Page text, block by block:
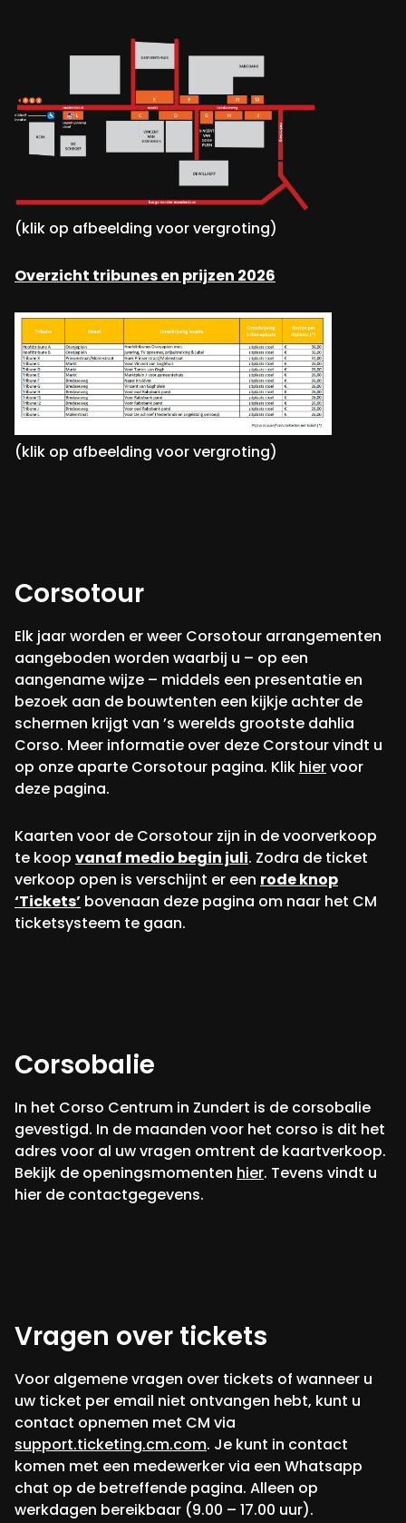
(klik op afbeelding voor vergroting)
Overzicht tribunes en prijzen 2026
(klik op afbeelding voor vergroting)
Corsotour
Elk jaar worden er weer Corsotour arrangementen
aangeboden worden waarbij u – op een
aangename wijze – middels een presentatie en
bezoek aan de bouwtenten een kijkje achter de
schermen krijgt van ’s werelds grootste dahlia
Corso. Meer informatie over deze Corstour vindt u
op onze aparte Corsotour pagina. Klik hiervoor
deze pagina.
Kaarten voor de Corsotour zijn in de voorverkoop
te koop vanaf medio begin juli. Zodra de ticket
verkoop open is verschijnt er een rode knop
‘Tickets’ bovenaan deze pagina om naar het CM
ticketsysteem te gaan.
Corsobalie
In het Corso Centrum in Zundert is de corsobalie
gevestigd. In de maanden voor het corso is dit het
adres voor al uw vragen omtrent de kaartverkoop.
Bekijk de openingsmomenten hier. Tevens vindt u
hier de contactgegevens.
Vragen over tickets
Voor algemene vragen over tickets of wanneer u
uw ticket per email niet ontvangen hebt, kunt u
contact opnemen met CM via
support.ticketing.cm.com. Je kunt in contact
komen met een medewerker via een Whatsapp
chat op de betreffende pagina. Alleen op
werkdagen bereikbaar (9.00 – 17.00 uur).